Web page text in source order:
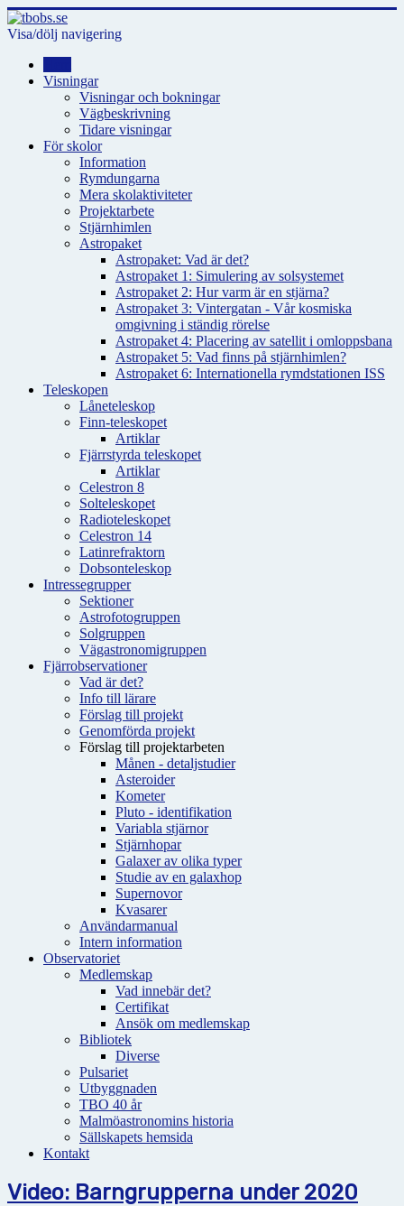
Visa/dölj navigering
Visningar
Visningar och bokningar
Vägbeskrivning
Tidare visningar
För skolor
Information
Rymdungarna
Mera skolaktiviteter
Projektarbete
Stjärnhimlen
Astropaket
Astropaket: Vad är det?
Astropaket 1: Simulering av solsystemet
Astropaket 2: Hur varm är en stjärna?
Astropaket 3: Vintergatan - Vår kosmiska
omgivning i ständig rörelse
Astropaket 4: Placering av satellit i omloppsbana
Astropaket 5: Vad finns på stjärnhimlen?
Astropaket 6: Internationella rymdstationen ISS
Teleskopen
Låneteleskop
Finn-teleskopet
Artiklar
Fjärrstyrda teleskopet
Artiklar
Celestron 8
Solteleskopet
Radioteleskopet
Celestron 14
Latinrefraktorn
Dobsonteleskop
Intressegrupper
Sektioner
Astrofotogruppen
Solgruppen
Vägastronomigruppen
Fjärrobservationer
Vad är det?
Info till lärare
Förslag till projekt
Genomförda projekt
Förslag till projektarbeten
Månen - detaljstudier
Asteroider
Kometer
Pluto - identifikation
Variabla stjärnor
Stjärnhopar
Galaxer av olika typer
Studie av en galaxhop
Supernovor
Kvasarer
Användarmanual
Intern information
Observatoriet
Medlemskap
Vad innebär det?
Certifikat
Ansök om medlemskap
Bibliotek
Diverse
Pulsariet
Utbyggnaden
TBO 40 år
Malmöastronomins historia
Sällskapets hemsida
Kontakt
Video: Barngrupperna under 2020